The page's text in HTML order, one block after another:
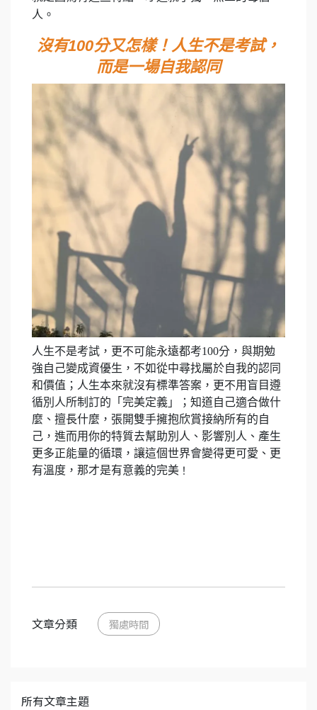
人。
沒有100分又怎樣！人生不是考試，
而是一場自我認同
人生不是考試，更不可能永遠都考100分，與期勉
強自己變成資優生，不如從中尋找屬於自我的認同
和價值；人生本來就沒有標準答案，更不用盲目遵
循別人所制訂的「完美定義」；知道自己適合做什
麼、擅長什麼，張開雙手擁抱欣賞接納所有的自
己，進而用你的特質去幫助別人、影響別人、產生
更多正能量的循環，讓這個世界會變得更可愛、更
有溫度，那才是有意義的完美 ！
文章分類 獨處時間
所有文章主題